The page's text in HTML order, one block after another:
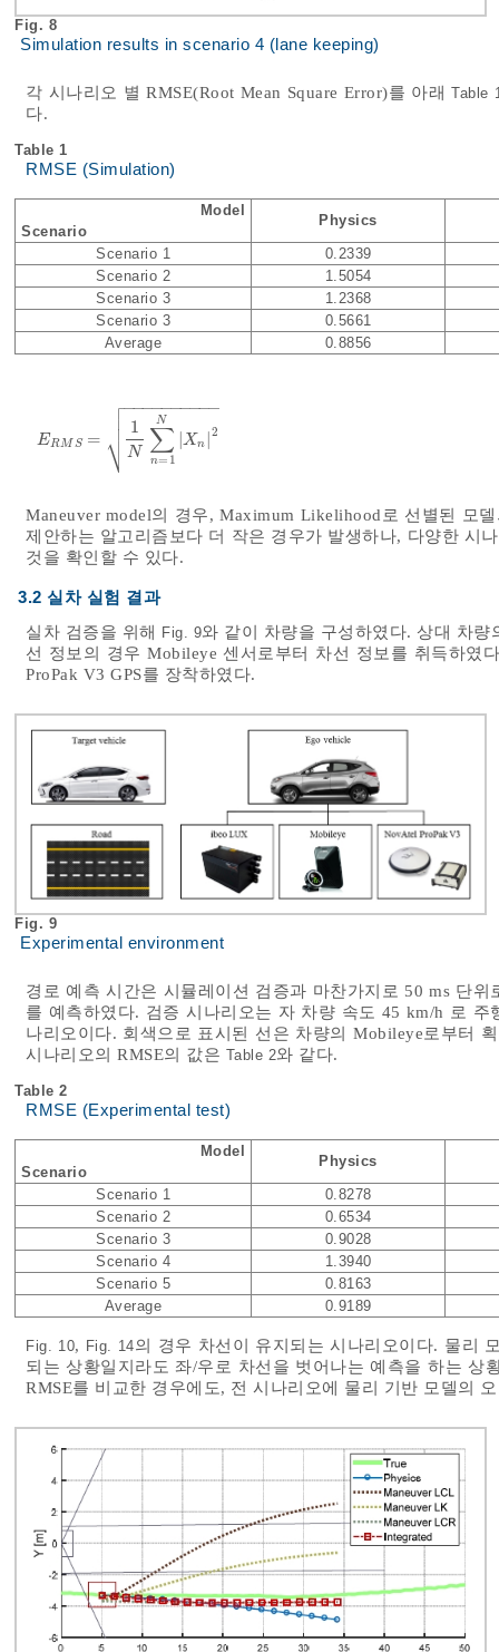
Fig. 8
Simulation results in scenario 4 (lane keeping)
각 시나리오 별 RMSE(Root Mean Square Error)를 아래Table
다.
Table 1
RMSE (Simulation)
Model
Physics
Scenario
Scenario 1
0.2339
Scenario 2
1.5054
Scenario 3
1.2368
Scenario 3
0.5661
Average
0.8856
ERM S =
1
N ∑
n= 1
N
|Xn
2
− −
−−−−−−−−

⎷


ER MS 1N ∑n = 1N X
Maneuver model의 경우, Maximum Likelihood로 선별된 모
제안하는 알고리즘보다 더 작은 경우가 발생하나, 다양한 시
것을 확인할 수 있다.
3.2 실차 실험 결과
실차 검증을 위해
Fig. 9와 같이 차량을 구성하였다. 상대 차
선 정보의 경우 Mobileye 센서로부터 차선 정보를 취득하였
ProPak V3 GPS를 장착하였다.
Fig. 9
Experimental environment
경로 예측 시간은 시뮬레이션 검증과 마찬가지로 50 ms 단
를 예측하였다. 검증 시나리오는 자 차량 속도 45 km/h 로
나리오이다. 회색으로 표시된 선은 차량의 Mobileye로부터
시나리오의 RMSE의 값은 Table 2와 같다.
Table 2
RMSE (Experimental test)
Model
Physics
Scenario
Scenario 1
0.8278
Scenario 2
0.6534
Scenario 3
0.9028
Scenario 4
1.3940
Scenario 5
0.8163
Average
0.9189
Fig. 10, Fig. 14의 경우 차선이 유지되는 시나리오이다. 물리
되는 상황일지라도 좌/우로 차선을 벗어나는 예측을 하는 상
RMSE를 비교한 경우에도, 전 시나리오에 물리 기반 모델의